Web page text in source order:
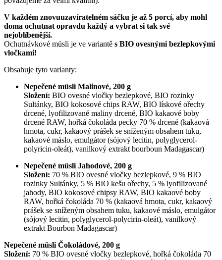
V každém znovuuzavíratelném sáčku je až 5 porcí, aby mohl
doma ochutnat opravdu každý a vybrat si tak své
nejoblíbenější.
Ochutnávkové müsli je ve variantě s BIO ovesnými bezlepkovými
vločkami!
Obsahuje tyto varianty:
Nepečené müsli Malinové, 200 g
Složení: BIO ovesné vločky bezlepkové, BIO rozinky
Sultánky, BIO kokosové chips RAW, BIO lískové ořechy
drcené, lyofilizované maliny drcené, BIO kakaové boby
drcené RAW, hořká čokoláda pecky 70 % drcené (kakaová
hmota, cukr, kakaový prášek se sníženým obsahem tuku,
kakaové máslo, emulgátor (sójový lecitin, polyglycerol-
polyricin-oleát), vanilkový extrakt bourboun Madagascar)
Nepečené müsli Jahodové, 200 g
Složení: 70 % BIO ovesné vločky bezlepkové, 9 % BIO
rozinky Sultánky, 5 % BIO kešu ořechy, 5 % lyofilizované
jahody, BIO kokosové chipsy RAW, BIO kakaové boby
RAW, hořká čokoláda 70 % (kakaová hmota, cukr, kakaový
prášek se sníženým obsahem tuku, kakaové máslo, emulgátor
(sójový lecitin, polyglycerol-polycirin-oleát), vanilkový
extrakt Bourbon Madagascar)
Nepečené müsli Čokoládové, 200 g
Složení: 70 % BIO ovesné vločky bezlepkové, hořká čokoláda 70